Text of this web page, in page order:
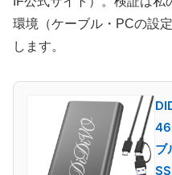
環境（ケーブル・PCの設
します。
ブ